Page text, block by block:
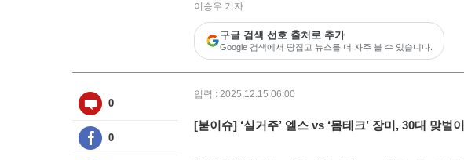
이승우 기자
구글 검색 선호 출처로 추가
Google 검색에서 땅집고 뉴스를 더 자주 볼 수 있습니다.
0
0
입력 : 2025.12.15 06:00
[붇이슈] ‘실거주’ 엘스 vs ‘몸테크’ 장미, 30대 맞벌